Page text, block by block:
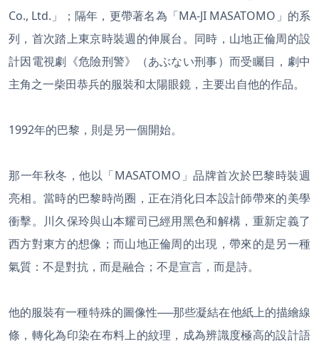
Co., Ltd.」；隔年，更帶著名為「MA-JI MASATOMO」的系
列，首次踏上東京時裝週的伸展台。同時，山地正倫周的設
計因電視劇《危險刑警》（あぶない刑事）而受矚目，劇中
主角之一柴田恭兵的服裝和太陽眼鏡，主要出自他的作品。
1992年的巴黎，則是另一個開始。
那一年秋冬，他以「MASATOMO」品牌首次於巴黎時裝週
亮相。當時的巴黎時尚圈，正在消化日本設計師帶來的美學
衝擊。川久保玲與山本耀司已經用黑色和解構，重新定義了
西方對東方的想像；而山地正倫周的出現，帶來的是另一種
氣質：不是對抗，而是融合；不是宣言，而是詩。
他的服裝有一種特殊的圖像性──那些凝結在他紙上的描繪線
條，轉化為印染在布料上的紋理，成為辨識度極高的設計語